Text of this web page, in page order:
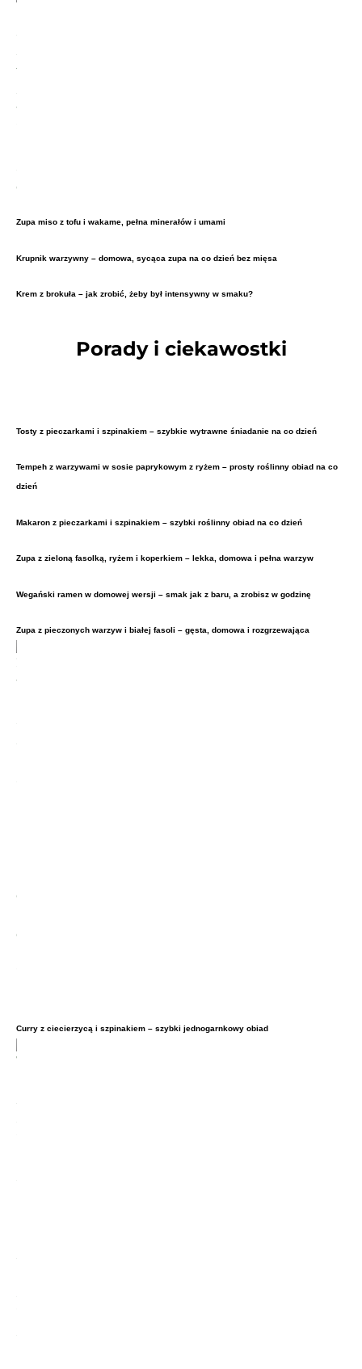
Zupa miso z tofu i wakame, pełna minerałów i umami
Krupnik warzywny – domowa, sycąca zupa na co dzień bez mięsa
Krem z brokuła – jak zrobić, żeby był intensywny w smaku?
Porady i ciekawostki
Tosty z pieczarkami i szpinakiem – szybkie wytrawne śniadanie na co dzień
Tempeh z warzywami w sosie paprykowym z ryżem – prosty roślinny obiad na co
dzień
Makaron z pieczarkami i szpinakiem – szybki roślinny obiad na co dzień
Zupa z zieloną fasolką, ryżem i koperkiem – lekka, domowa i pełna warzyw
Wegański ramen w domowej wersji – smak jak z baru, a zrobisz w godzinę
Zupa z pieczonych warzyw i białej fasoli – gęsta, domowa i rozgrzewająca
Curry z ciecierzycą i szpinakiem – szybki jednogarnkowy obiad